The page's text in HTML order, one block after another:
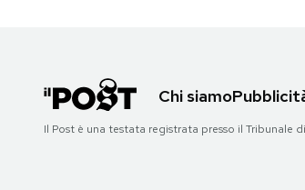
Chi siamo
Il Post è una testata registrata presso il Tribunale